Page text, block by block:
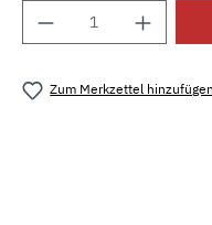
Produkt
Zum Merkzettel hinzufügen